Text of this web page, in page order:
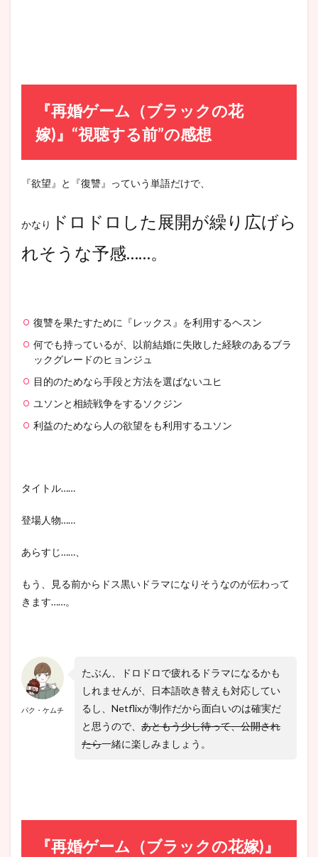
『再婚ゲーム（ブラックの花
嫁)』“視聴する前”の感想
『欲望』と『復讐』っていう単語だけで、
かなり
ドロドロした展開が繰り広げら
れそうな予感……。
復讐を果たすために『レックス』を利用するヘスン
何でも持っているが、以前結婚に失敗した経験のあるブラ
ックグレードのヒョンジュ
目的のためなら手段と方法を選ばないユヒ
ユソンと相続戦争をするソクジン
利益のためなら人の欲望をも利用するユソン
タイトル……
登場人物……
あらすじ……、
もう、見る前からドス黒いドラマになりそうなのが伝わって
きます……。
パク・ケムチ
たぶん、ドロドロで疲れるドラマになるかも
しれませんが、日本語吹き替えも対応してい
るし、Netflixが制作だから面白いのは確実だ
と思うので、 あともう少し待って、公開され
たら一緒に楽しみましょう。
『再婚ゲーム（ブラックの花嫁)』